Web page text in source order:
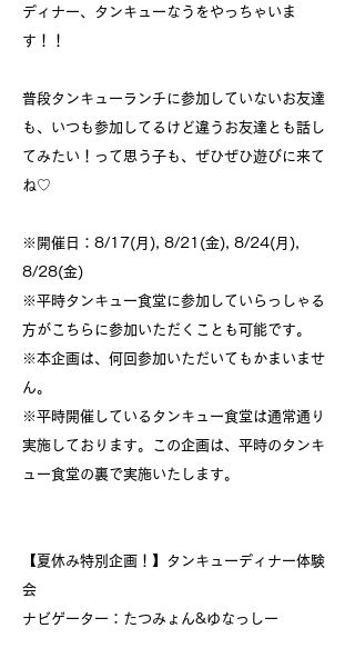
ディナー、タンキューなうをやっちゃいま
す！！
普段タンキューランチに参加していないお友達
も、いつも参加してるけど違うお友達とも話し
てみたい！って思う子も、ぜひぜひ遊びに来て
ね♡
※開催日：8/17(月), 8/21(金), 8/24(月),
8/28(金)
※平時タンキュー食堂に参加していらっしゃる
方がこちらに参加いただくことも可能です。
※本企画は、何回参加いただいてもかまいませ
ん。
※平時開催しているタンキュー食堂は通常通り
実施しております。この企画は、平時のタンキ
ュー食堂の裏で実施いたします。
【夏休み特別企画！】タンキューディナー体験
会
ナビゲーター：たつみょん&ゆなっしー